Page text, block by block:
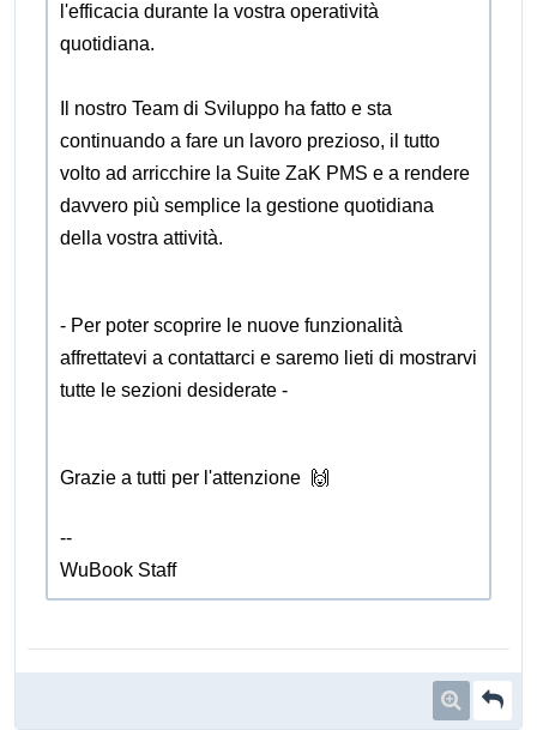
l'efficacia durante la vostra operatività
quotidiana.
Il nostro Team di Sviluppo ha fatto e sta
continuando a fare un lavoro prezioso, il tutto
volto ad arricchire la Suite ZaK PMS e a rendere
davvero più semplice la gestione quotidiana
della vostra attività.
- Per poter scoprire le nuove funzionalità
affrettatevi a contattarci e saremo lieti di mostrarvi
tutte le sezioni desiderate -
Grazie a tutti per l'attenzione 🙌
--
WuBook Staff